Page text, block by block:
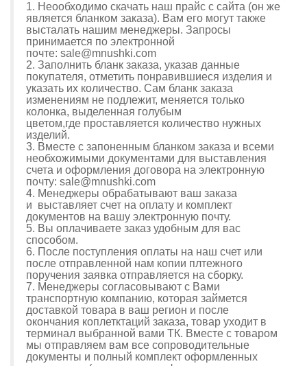
1. Неообходимо скачать наш прайс с сайта (он же
является бланком заказа). Вам его могут также
высталать нашим менеджеры. Запросы
принимается по электронной
почте: sale@mnushki.com
2. Заполнить бланк заказа, указав данные
покупателя, отметить понравившиеся изделия и
указать их количество. Сам бланк заказа
изменениям не подлежит, меняется только
колонка, выделенная голубым
цветом,где проставляется количество нужных
изделий.
3. Вместе с запоненным бланком заказа и всеми
необхожимыми документами для выставления
счета и оформления договора на электронную
почту: sale@mnushki.com
4. Менеджеры обрабатывают ваш заказа
и выставляет счет на оплату и комплект
документов на вашу электронную почту.
5. Вы оплачиваете заказ удобным для вас
способом.
6. После поступления оплаты на наш счет или
после отправленной нам копии плтежного
поручения заявка отправляется на сборку.
7. Менеджеры согласовывают с Вами
транспортную компанию, которая займется
доставкой товара в ваш регион и после
окончания коплетктаций заказа, товар уходит в
терминал выбранной вами ТК. Вместе с товаром
мы отправляем вам все сопроводительные
документы и полный комплект оформленных